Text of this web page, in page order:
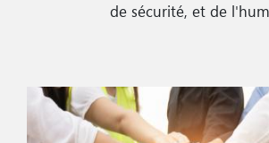
de sécurité, et de